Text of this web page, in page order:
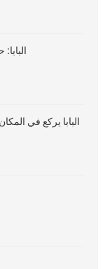
البابا يركع في